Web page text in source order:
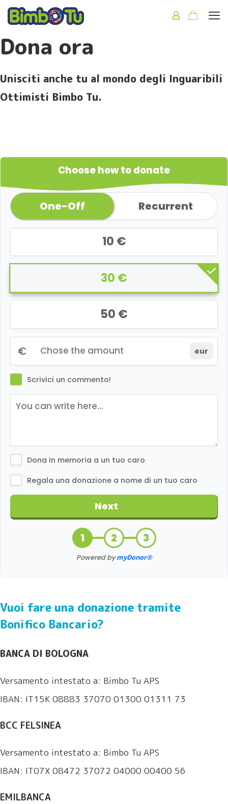
Dona ora
Unisciti anche tu al mondo degli Inguaribili
Ottimisti Bimbo Tu.
Vuoi fare una donazione tramite
Bonifico Bancario?
BANCA DI BOLOGNA
Versamento intestato a: Bimbo Tu APS
IBAN: IT15K 08883 37070 01300 01311 73
BCC FELSINEA
Versamento intestato a: Bimbo Tu APS
IBAN: IT07X 08472 37072 04000 00400 56
EMILBANCA